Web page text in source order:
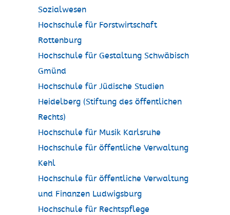
Sozialwesen
Hochschule für Forstwirtschaft
Rottenburg
Hochschule für Gestaltung Schwäbisch
Gmünd
Hochschule für Jüdische Studien
Heidelberg (Stiftung des öffentlichen
Rechts)
Hochschule für Musik Karlsruhe
Hochschule für öffentliche Verwaltung
Kehl
Hochschule für öffentliche Verwaltung
und Finanzen Ludwigsburg
Hochschule für Rechtspflege